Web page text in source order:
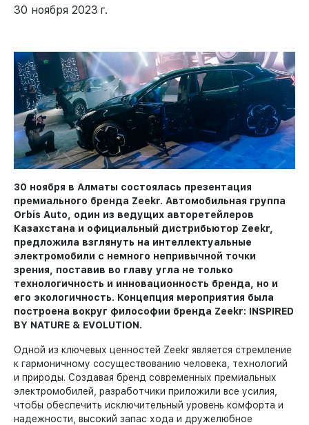
30 ноября 2023 г.
30 ноября в Алматы состоялась презентация
премиального бренда Zeekr. Автомобильная группа
Orbis Auto, один из ведущих авторетейлеров
Казахстана и официальный дистрибьютор Zeekr,
предложила взглянуть на интеллектуальные
электромобили с немного непривычной точки
зрения, поставив во главу угла не только
технологичность и инновационность бренда, но и
его экологичность. Концепция мероприятия была
построена вокруг философии бренда Zeekr: INSPIRED
BY NATURE & EVOLUTION.
Одной из ключевых ценностей Zeekr является стремление
к гармоничному сосуществованию человека, технологий
и природы. Создавая бренд современных премиальных
электромобилей, разработчики приложили все усилия,
чтобы обеспечить исключительный уровень комфорта и
надежности, высокий запас хода и дружелюбное